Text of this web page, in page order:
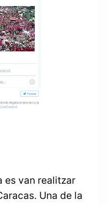
es van realitzar
Una de la